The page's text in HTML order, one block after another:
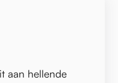
aan hellende